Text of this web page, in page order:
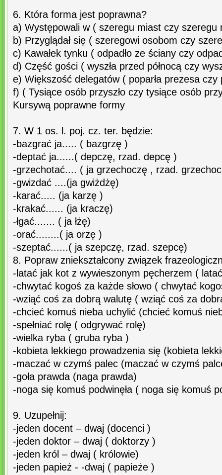
6. Która forma jest poprawna?
a) Występowali w ( szeregu miast czy szeregu
b) Przyglądał się ( szeregowi osobom czy
c) Kawałek tynku ( odpadło ze ściany czy
d) Część gości ( wyszła przed północą czy
e) Większość delegatów ( poparła prezesa czy
f) ( Tysiące osób przyszło czy tysiące osób
Kursywą poprawne formy
7. W 1 os. l. poj. cz. ter. będzie:
-bazgrać ja..... ( bazgrzę )
-deptać ja......( depczę, rzad. depcę )
-grzechotać.... ( ja grzechoczę , rzad.
-gwizdać ....(ja gwiżdżę)
-karać..... (ja karzę )
-krakać...... (ja kraczę)
-łgać....... ( ja łżę)
-orać........( ja orzę )
-szeptać......( ja szepczę, rzad. szepcę)
8. Popraw zniekształcony związek
-latać jak kot z wywieszonym pęcherzem (
-chwytać kogoś za każde słowo ( chwytać
-wziąć coś za dobrą walutę ( wziąć coś za
-chcieć komuś nieba uchylić (chcieć komuś
-spełniać rolę ( odgrywać rolę)
-wielka ryba ( gruba ryba )
-kobieta lekkiego prowadzenia się (kobieta
-maczać w czymś palec (maczać w czymś
-goła prawda (naga prawda)
-noga się komuś podwinęła ( noga się komuś
9. Uzupełnij:
-jeden docent – dwaj (docenci )
-jeden doktor – dwaj ( doktorzy )
-jeden król – dwaj ( królowie)
-jeden papież - -dwaj ( papieże )